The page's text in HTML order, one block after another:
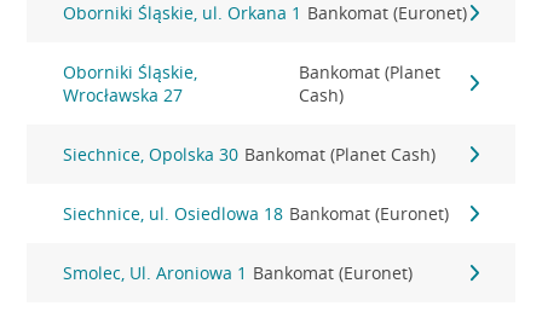
Oborniki Śląskie, ul. Orkana 1 Bankomat (Euronet)
Oborniki Śląskie,
Wrocławska 27
Bankomat (Planet
Cash)
Siechnice, Opolska 30 Bankomat (Planet Cash)
Siechnice, ul. Osiedlowa 18 Bankomat (Euronet)
Smolec, Ul. Aroniowa 1 Bankomat (Euronet)